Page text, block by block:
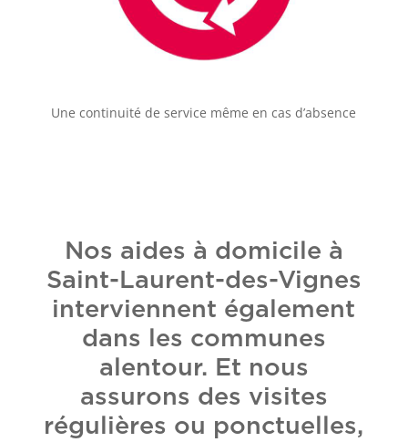
Une continuité de service même en cas d’absence
Nos aides à domicile à
Saint-Laurent-des-Vignes
interviennent également
dans les communes
alentour. Et nous
assurons des visites
régulières ou ponctuelles,